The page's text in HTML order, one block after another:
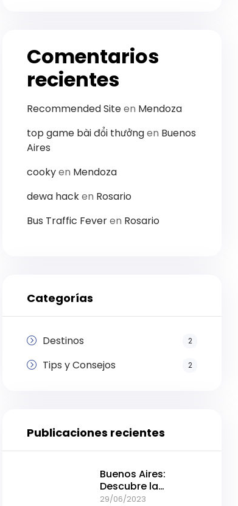
Comentarios
recientes
Recommended Siteen Mendoza
to​p​ ​g​a​m​e ​b​ài​ đổ​i t​hư​ở​ngen Buenos
Aires
cookyen Mendoza
dewa hacken Rosario
Bus Traffic Feveren Rosario
Categorías
Destinos 2
Tips y Consejos 2
Publicaciones recientes
Buenos Aires:
Descubre la
intensidad de la
29/06/2023